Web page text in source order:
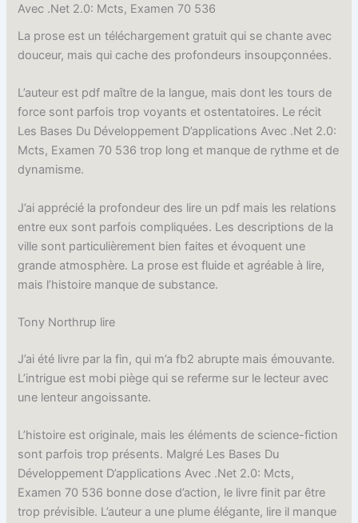
Avec .Net 2.0: Mcts, Examen 70 536
La prose est un téléchargement gratuit qui se chante avec
douceur, mais qui cache des profondeurs insoupçonnées.
L’auteur est pdf maître de la langue, mais dont les tours de
force sont parfois trop voyants et ostentatoires. Le récit
Les Bases Du Développement D’applications Avec .Net 2.0:
Mcts, Examen 70 536 trop long et manque de rythme et de
dynamisme.
J’ai apprécié la profondeur des lire un pdf mais les relations
entre eux sont parfois compliquées. Les descriptions de la
ville sont particulièrement bien faites et évoquent une
grande atmosphère. La prose est fluide et agréable à lire,
mais l’histoire manque de substance.
Tony Northrup lire
J’ai été livre par la fin, qui m’a fb2 abrupte mais émouvante.
L’intrigue est mobi piège qui se referme sur le lecteur avec
une lenteur angoissante.
L’histoire est originale, mais les éléments de science-fiction
sont parfois trop présents. Malgré Les Bases Du
Développement D’applications Avec .Net 2.0: Mcts,
Examen 70 536 bonne dose d’action, le livre finit par être
trop prévisible. L’auteur a une plume élégante, lire il manque